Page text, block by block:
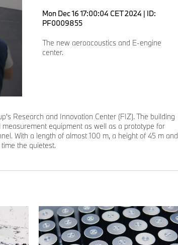
Mon Dec 16 17:00:04 CET 2024 | ID:
PF0009855
The new aeroacoustics and E-engine
center.
Research and Innovation Center (FIZ). The building
equipment as well as a prototype for
With a length of almost 100 m, a height of 45 m and
the quietest.